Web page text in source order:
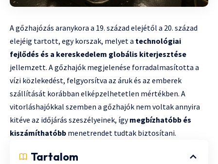
A gőzhajózás aranykora a 19. század elejétől a 20. század
elejéig tartott, egy korszak, melyet a technológiai
fejlődés és a kereskedelem globális kiterjesztése
jellemzett. A gőzhajók megjelenése forradalmasította a
vízi közlekedést, felgyorsítva az áruk és az emberek
szállítását korábban elképzelhetetlen mértékben. A
vitorláshajókkal szemben a gőzhajók nem voltak annyira
kitéve az időjárás szeszélyeinek, ígymegbízhatóbb és
kiszámíthatóbb menetrendet tudtak biztosítani.
Tartalom